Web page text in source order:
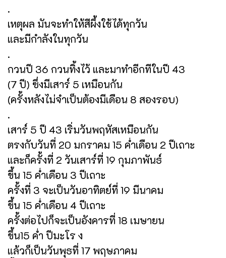
.
เหตุผล มันจะทำให้สีผึ้งใช้ได้ทุกวัน
และมีกำลังในทุกวัน
.
กวนปี 36 กวนทิ้งไว้ และมาทำอีกทีในปี 43
(7 ปี) ซึ่งมีเสาร์ 5 เหมือนกัน
(ครั้งหลังไม่จำเป็นต้องมีเดือน 8 สองรอบ)
.
เสาร์ 5 ปี 43 เริ่มวันพฤหัสเหมือนกัน
ตรงกับวันที่ 20 มกราคม 15 ค่ำเดือน 2 ปีเถาะ
และก็ครั้งที่ 2 วันเสาร์ที่ 19 กุมภาพันธ์
ขึ้น 15 ค่ำเดือน 3 ปีเถาะ
ครั้งที่ 3 จะเป็นวันอาทิตย์ที่ 19 มีนาคม
ขึ้น 15 ค่ำเดือน 4 ปีเถาะ
ครั้งต่อไปก็จะเป็นอังคารที่ 18 เมษายน
ขึ้น15 ค่ำ ปีมะโร ง
แล้วก็เป็นวันพุธที่ 17 พฤษภาคม